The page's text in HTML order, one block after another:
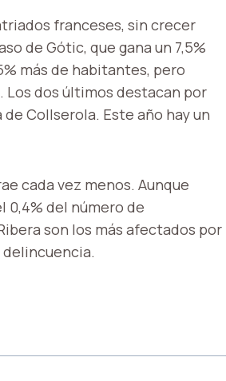
franceses, sin crecer
de Gótic, que gana un 7,5%
más de habitantes, pero
Los dos últimos destacan por
Collserola. Este año hay un
cada vez menos. Aunque
0,4% del número de
son los más afectados por